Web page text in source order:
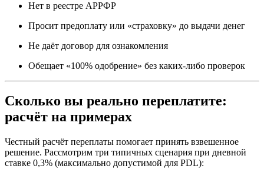
Нет в реестре АРРФР
Просит предоплату или «страховку» до выдачи денег
Не даёт договор для ознакомления
Обещает «100% одобрение» без каких-либо проверок
Сколько вы реально переплатите:
расчёт на примерах
Честный расчёт переплаты помогает принять взвешенное
решение. Рассмотрим три типичных сценария при дневной
ставке 0,3% (максимально допустимой для PDL):​